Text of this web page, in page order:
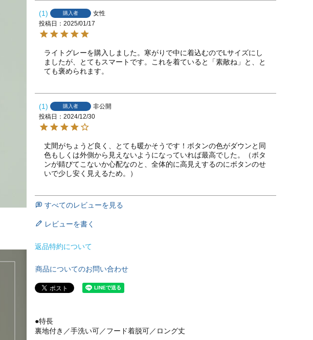
1 購入者
女性
投稿日
2025/01/17
ライトグレーを購入しました。寒がりで中に着込むのでLサイズにし
ましたが、とてもスマートです。これを着ていると「素敵ね」と、と
ても褒められます。
1 購入者
非公開
投稿日
2024/12/30
丈間がちょうど良く、とても暖かそうです！ボタンの色がダウンと同
色もしくは外側から見えないようになっていれば最高でした。（ボタ
ンが錆びてこないか心配なのと、全体的に高見えするのにボタンのせ
いで少し安く見えるため。）
すべてのレビューを見る
レビューを書く
返品特約について
商品についてのお問い合わせ
●特長
裏地付き／手洗い可／フード着脱可／ロング丈